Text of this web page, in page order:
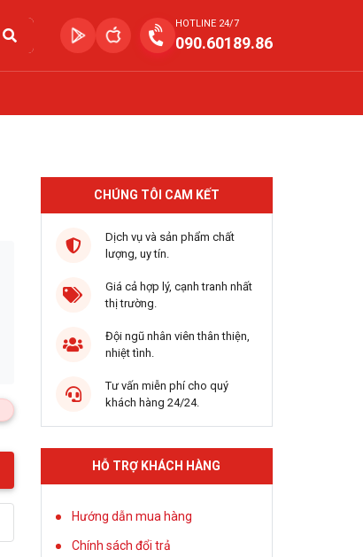
HOTLINE 24/7
090.60189.86
CHÚNG TÔI CAM KẾT
Dịch vụ và sản phẩm chất
lượng, uy tín.
Giá cả hợp lý, cạnh tranh nhất
thị trường.
Đội ngũ nhân viên thân thiện,
nhiệt tình.
Tư vấn miễn phí cho quý
khách hàng 24/24.
HỖ TRỢ KHÁCH HÀNG
Hướng dẫn mua hàng
Chính sách đổi trả